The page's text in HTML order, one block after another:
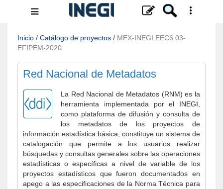
Menú
navegación
Inicio / Catálogo de proyectos / MEX-INEGI.EEC6.03-
EFIPEM-2020
Red Nacional de Metadatos
La Red Nacional de Metadatos (RNM) es la
herramienta implementada por el INEGI,
como plataforma de difusión y consulta de
los metadatos de los proyectos de
información estadística básica; constituye un sistema de
catalogación que permite a los usuarios realizar
búsquedas y consultas generales sobre las operaciones
estadísticas o específicas a nivel de variable de los
proyectos estadísticos que fueron documentados en
apego a las especificaciones de la Norma Técnica para